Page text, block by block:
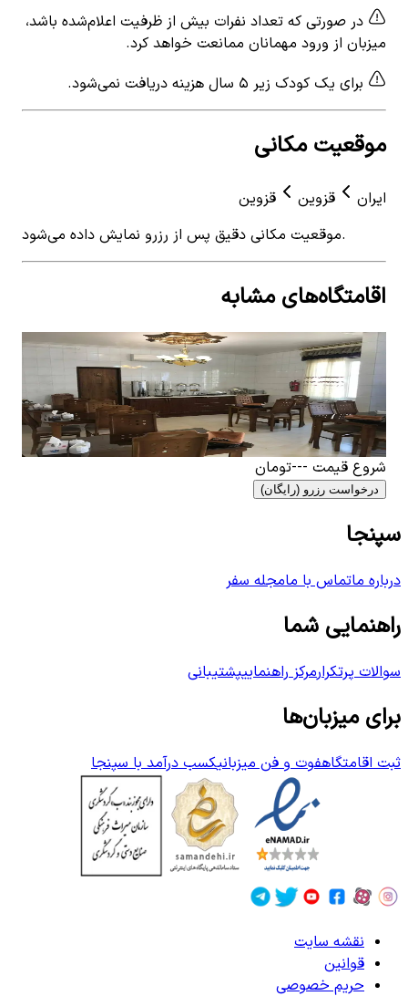
در صورتی که تعداد نفرات بیش از ظرفیت اعلام‌شده باشد،
میزبان از ورود مهمانان ممانعت خواهد کرد.
برای یک کودک زیر ۵ سال هزینه دریافت نمی‌شود.
موقعیت مکانی
ایران قزوین
قزوین
موقعیت مکانی دقیق پس از رزرو نمایش داده می‌شود.
اقامتگاه‌های مشابه
View details for اجاره هتل سه تخته در قزوین
اجاره هتل سه تخته در قزوین
0 اتاق خواب4 نفر 4.83
۲٬۰۰۰٬۰۰۰تومان
شروع قیمت ---تومان
درخواست رزرو (رایگان)
سپنجا
درباره ماتماس با مامجله سفر
راهنمایی شما
سوالات پرتکرارمرکز راهنماییپشتیبانی
برای میزبان‌ها
ثبت اقامتگاهفوت و فن میزبانیکسب درآمد با سپنجا
نقشه سایت
قوانین
حریم خصوصی